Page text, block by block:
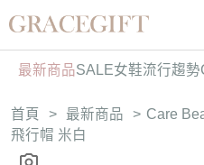
最新商品SALE女鞋流行趨勢
首頁 > 最新商品 > Care
飛行帽 米白